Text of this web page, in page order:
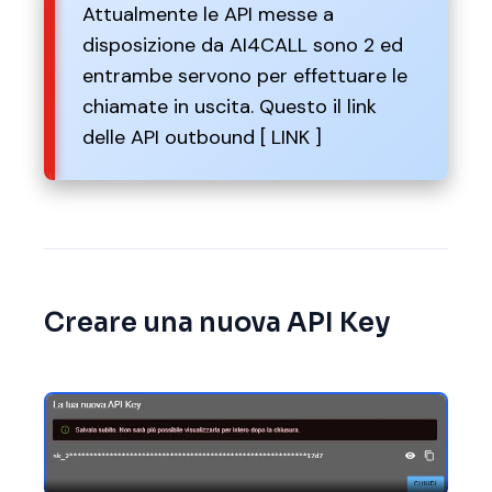
Attualmente le API messe a
disposizione da AI4CALL sono 2 ed
entrambe servono per effettuare le
chiamate in uscita. Questo il link
delle API outbound [ LINK ]
Creare una nuova API Key